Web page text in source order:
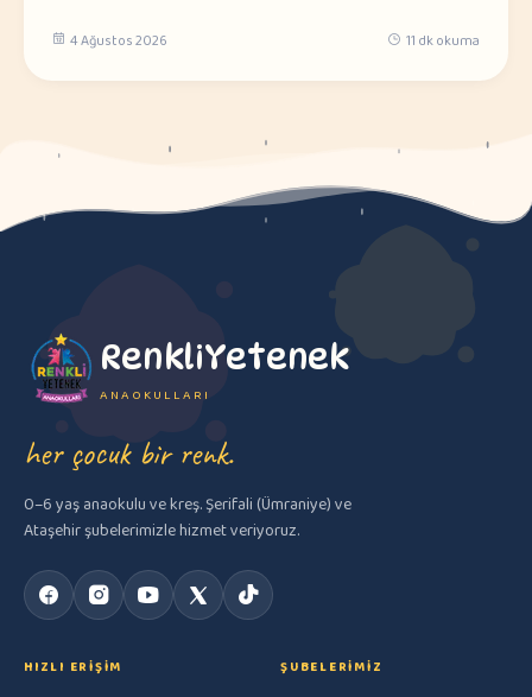
4 Ağustos 2026 11 dk okuma
RenkliYetenek
ANAOKULLARI
her çocuk bir renk.
0–6 yaş anaokulu ve kreş. Şerifali (Ümraniye) ve
Ataşehir şubelerimizle hizmet veriyoruz.
HIZLI ERIŞIM ŞUBELERIMIZ